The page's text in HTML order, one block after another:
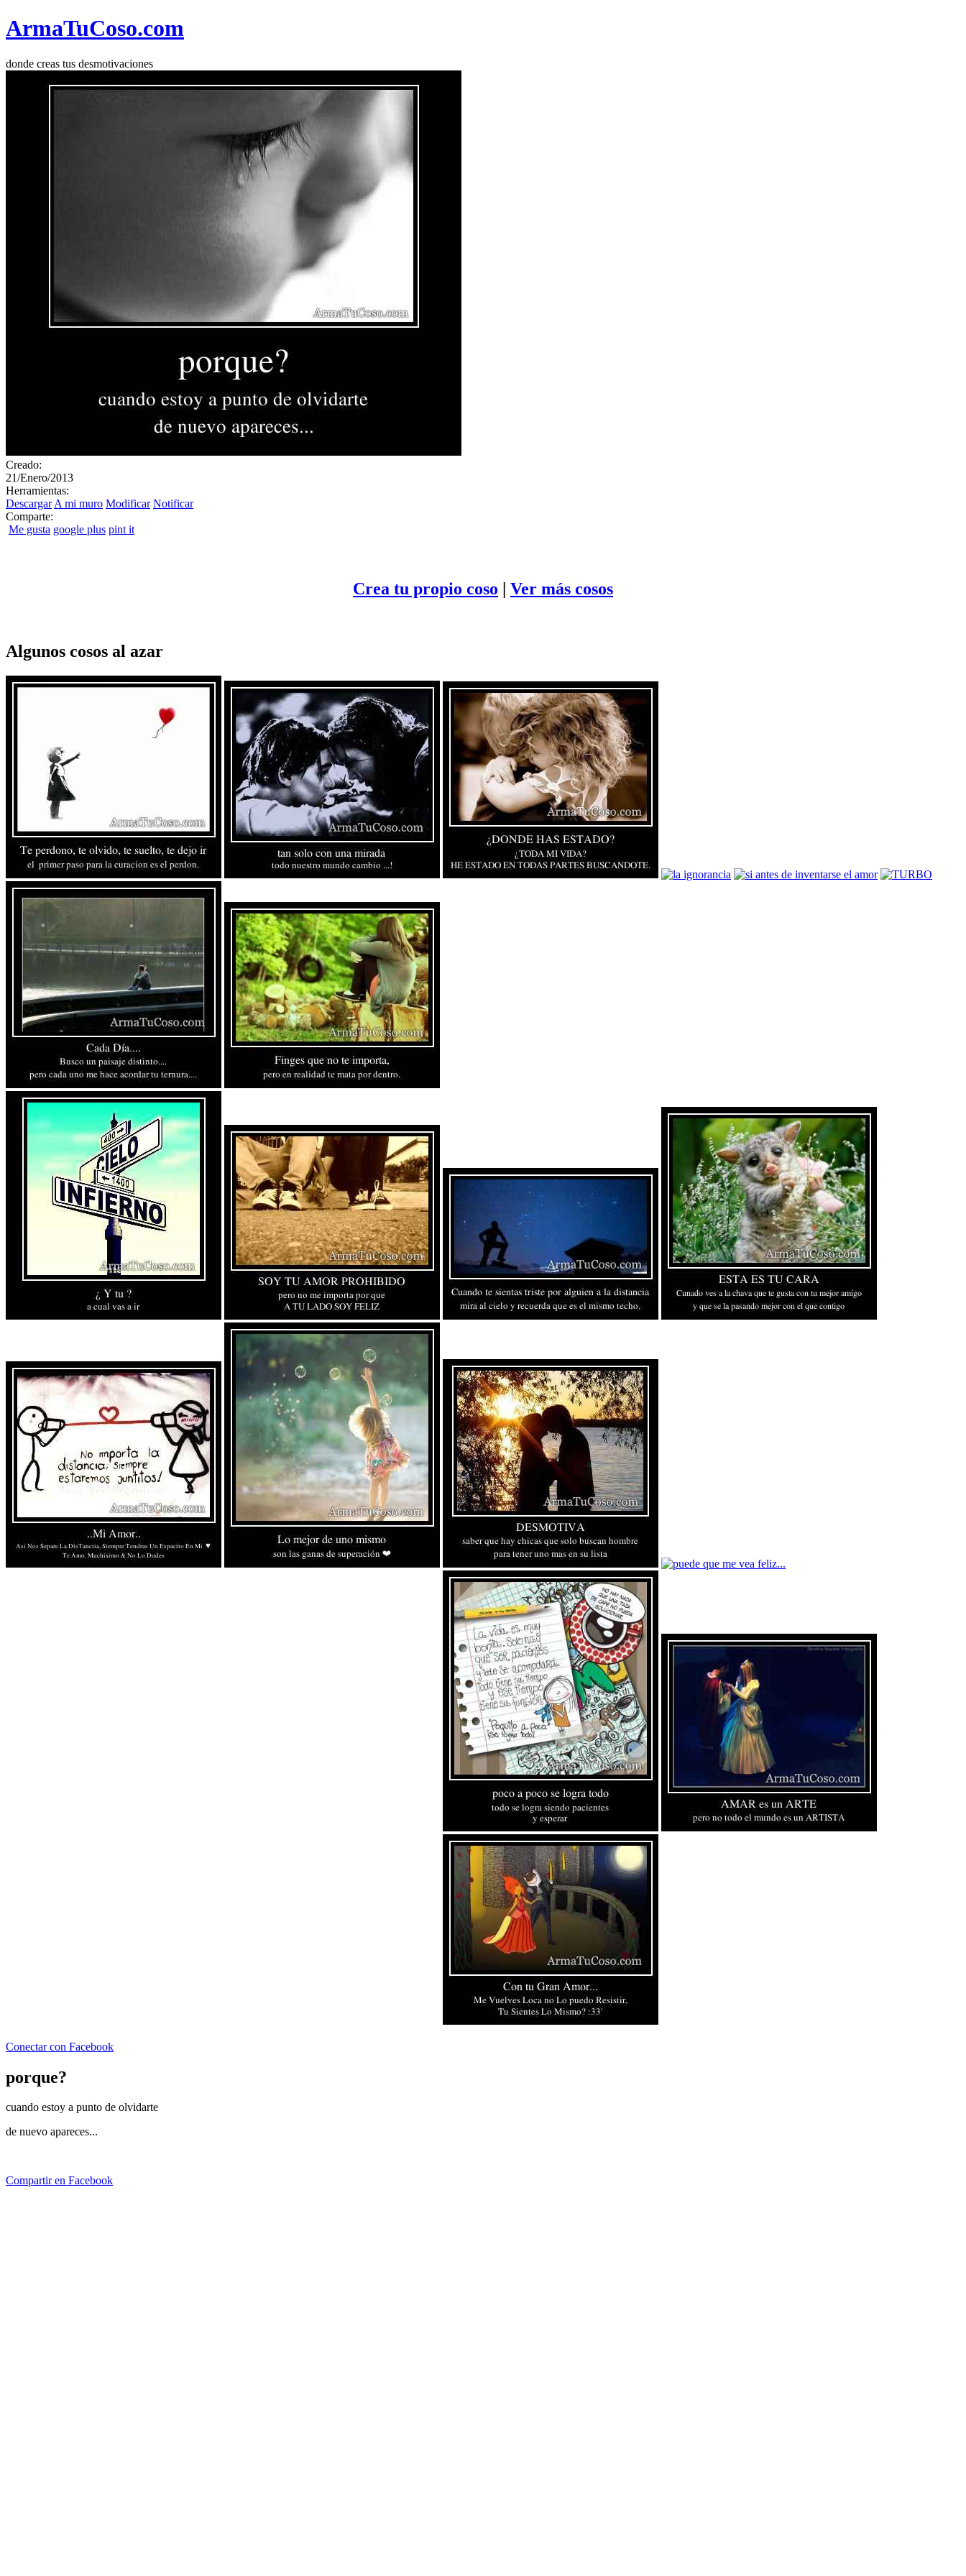
ArmaTuCoso.com
donde creas tus desmotivaciones
Creado:
21/Enero/2013
Herramientas:
Descargar A mi muro Modificar Notificar
Comparte:
Me gusta google plus pint it
Crea tu propio coso | Ver más cosos
Algunos cosos al azar
cuando estoy a punto de olvidarte